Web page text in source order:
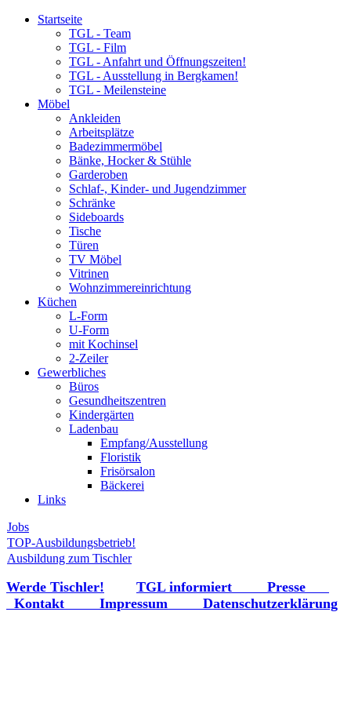
Startseite
TGL - Team
TGL - Film
TGL - Anfahrt und Öffnungszeiten!
TGL - Ausstellung in Bergkamen!
TGL - Meilensteine
Möbel
Ankleiden
Arbeitsplätze
Badezimmermöbel
Bänke, Hocker & Stühle
Garderoben
Schlaf-, Kinder- und Jugendzimmer
Schränke
Sideboards
Tische
Türen
TV Möbel
Vitrinen
Wohnzimmereinrichtung
Küchen
L-Form
U-Form
mit Kochinsel
2-Zeiler
Gewerbliches
Büros
Gesundheitszentren
Kindergärten
Ladenbau
Empfang/Ausstellung
Floristik
Frisörsalon
Bäckerei
Links
Jobs
TOP-Ausbildungsbetrieb!
Ausbildung zum Tischler
Werde Tischler! TGL informiert Presse
Kontakt Impressum Datenschutzerklärung